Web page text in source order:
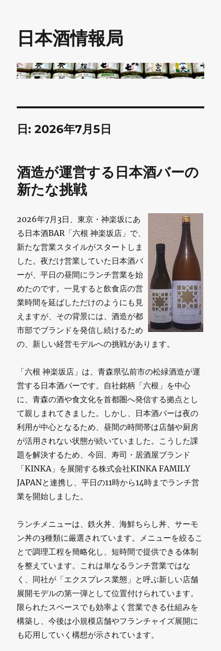
日本酒情報局
日:2026年7月5日
酒造が運営する日本酒バーの
新たな挑戦
2026年7月3日、東京・神楽坂にあ
る日本酒BAR「六根 神楽坂店」で、
新たな営業スタイルがスタートしま
した。夜だけ営業していた日本酒バ
ーが、平日の昼間にランチ営業を始
めたのです。一見すると飲食店の営
業時間を延ばしただけのようにも見
えますが、その背景には、酒造が都
市部でブランドを発信し続けるため
の、新しい経営モデルへの挑戦があります。
「六根 神楽坂店」は、青森県弘前市の松緑酒造が運
営する日本酒バーです。自社銘柄「六根」を中心
に、青森の酒や食文化を首都圏へ発信する拠点とし
て親しまれてきました。しかし、日本酒バーは夜の
利用が中心となるため、昼間の時間帯は店舗や厨房
が活用されない状態が続いていました。こうした課
題を解決するため、今回、寿司・居酒屋ブランド
「KINKA」を展開する株式会社KINKA FAMILY
JAPANと連携し、平日の11時から14時までランチ営
業を開始しました。
ランチメニューは、鉄火丼、海鮮ちらし丼、サーモ
ン丼の3種類に厳選されています。メニューを絞るこ
とで調理工程を簡略化し、短時間で提供できる体制
を整えています。これは単なるランチ営業ではな
く、同社が「エクスプレス業態」と呼ぶ新しい店舗
展開モデルの第一弾として位置付けられています。
限られたスペースでも効率よく営業できる仕組みを
構築し、今後は小規模店舗やフランチャイズ展開に
も応用していく構想が示されています。